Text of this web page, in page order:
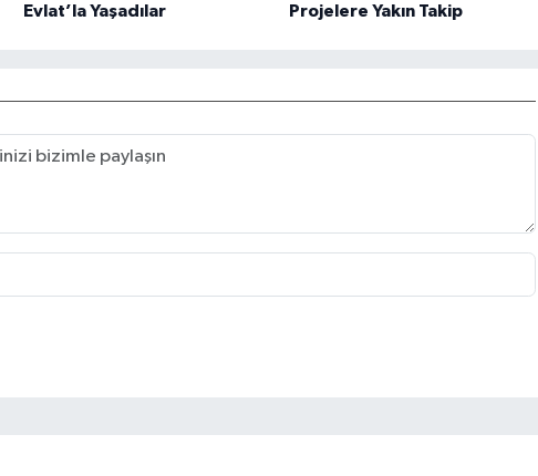
Evlat’la Yaşadılar
Projelere Yakın Takip